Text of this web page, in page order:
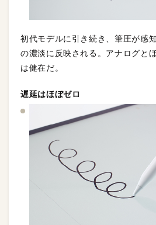
初代モデルに引き続き、筆圧が感
の濃淡に反映される。アナログと
は健在だ。
遅延はほぼゼロ